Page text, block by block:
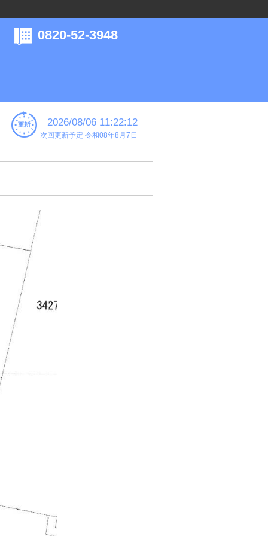
0820-52-3948
2026/08/06 11:22:12
次回更新予定 令和08年8月7日